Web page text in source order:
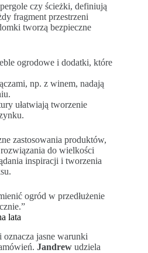
czy ścieżki, definiują
fragment przestrzeni
tworzą bezpieczne
ogrodowe i dodatki, które
np. z winem, nadają
ułatwiają tworzenie
zastosowania produktów,
rozwiązania do wielkości
inspiracji i tworzenia
ogród w przedłużenie
lata
jasne warunki
Jandrew udziela